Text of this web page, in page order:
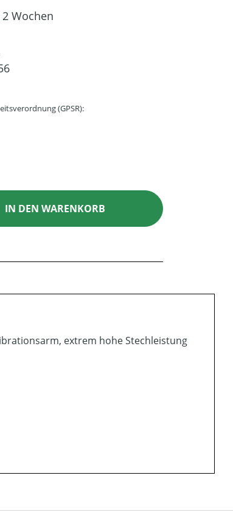
Wochen
(GPSR):
Wert ein oder
IN DEN WARENKORB
extrem hohe Stechleistung